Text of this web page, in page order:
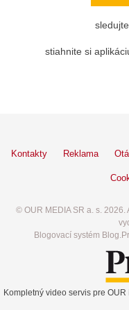
stiahnite si
Kontakty Reklama
© OUR MEDIA SR a. s.
Blogovací systém
Kompletný video servis pre